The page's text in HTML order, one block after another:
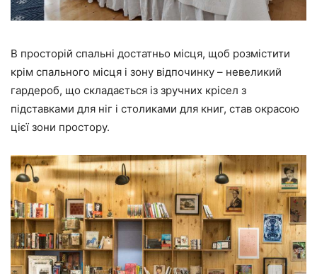
В просторій спальні достатньо місця, щоб розмістити
крім спального місця і зону відпочинку – невеликий
гардероб, що складається із зручних крісел з
підставками для ніг і столиками для книг, став окрасою
цієї зони простору.